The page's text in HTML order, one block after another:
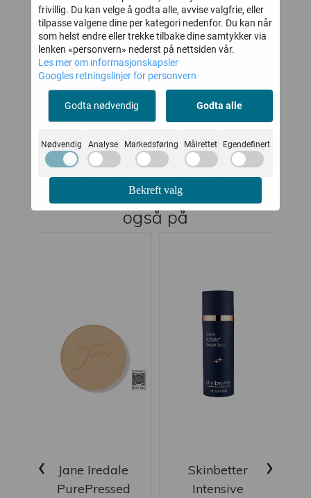
Luxe Moisture
Treatment 50ml
Skinbetter Science
2.519,-
Ikke på lager
Restore Balm
60ml
Kunder som så på dette så
også på
Jane Iredale
PurePressed
Skinbetter
Intensive
‹ ›
frivillig. Du kan velge å godta alle, avvise valgfrie, eller
tilpasse valgene dine per kategori nedenfor. Du kan når
som helst endre eller trekke tilbake dine samtykker via
lenken «personvern» nederst på nettsiden vår.
Les mer om informasjonskapsler
Googles retningslinjer for personvern
Godta nødvendig Godta alle
Nødvendig Analyse Markedsføring Målrettet Egendefinert
Bekreft valg